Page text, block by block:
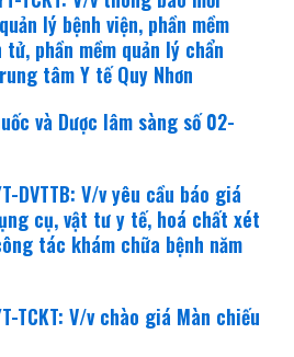
lý bệnh viện, phần mềm
phần mềm quản lý chẩn
tâm Y tế Quy Nhơn
và Dược lâm sàng số 02-
DVTTB: V/v yêu cầu báo giá
cụ, vật tư y tế, hoá chất xét
tác khám chữa bệnh năm
TCKT: V/v chào giá Màn chiếu